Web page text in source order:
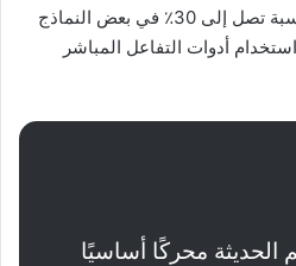
إلى تحسين الأداء الأكاديمي بنسبة تصل إلى 30٪ في بعض النماذج
أدوات التفاعل المباشر
الحديثة محركًا أساسيًا